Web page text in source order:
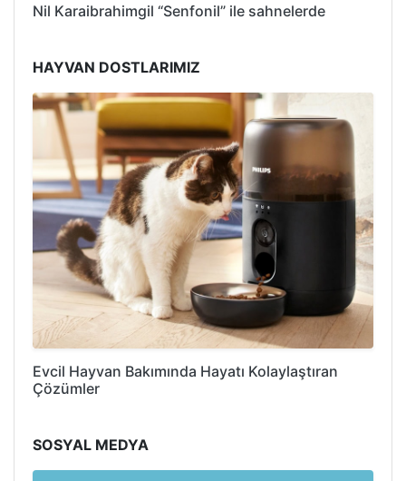
Nil Karaibrahimgil “Senfonil” ile sahnelerde
HAYVAN DOSTLARIMIZ
Evcil Hayvan Bakımında Hayatı Kolaylaştıran
Çözümler
SOSYAL MEDYA